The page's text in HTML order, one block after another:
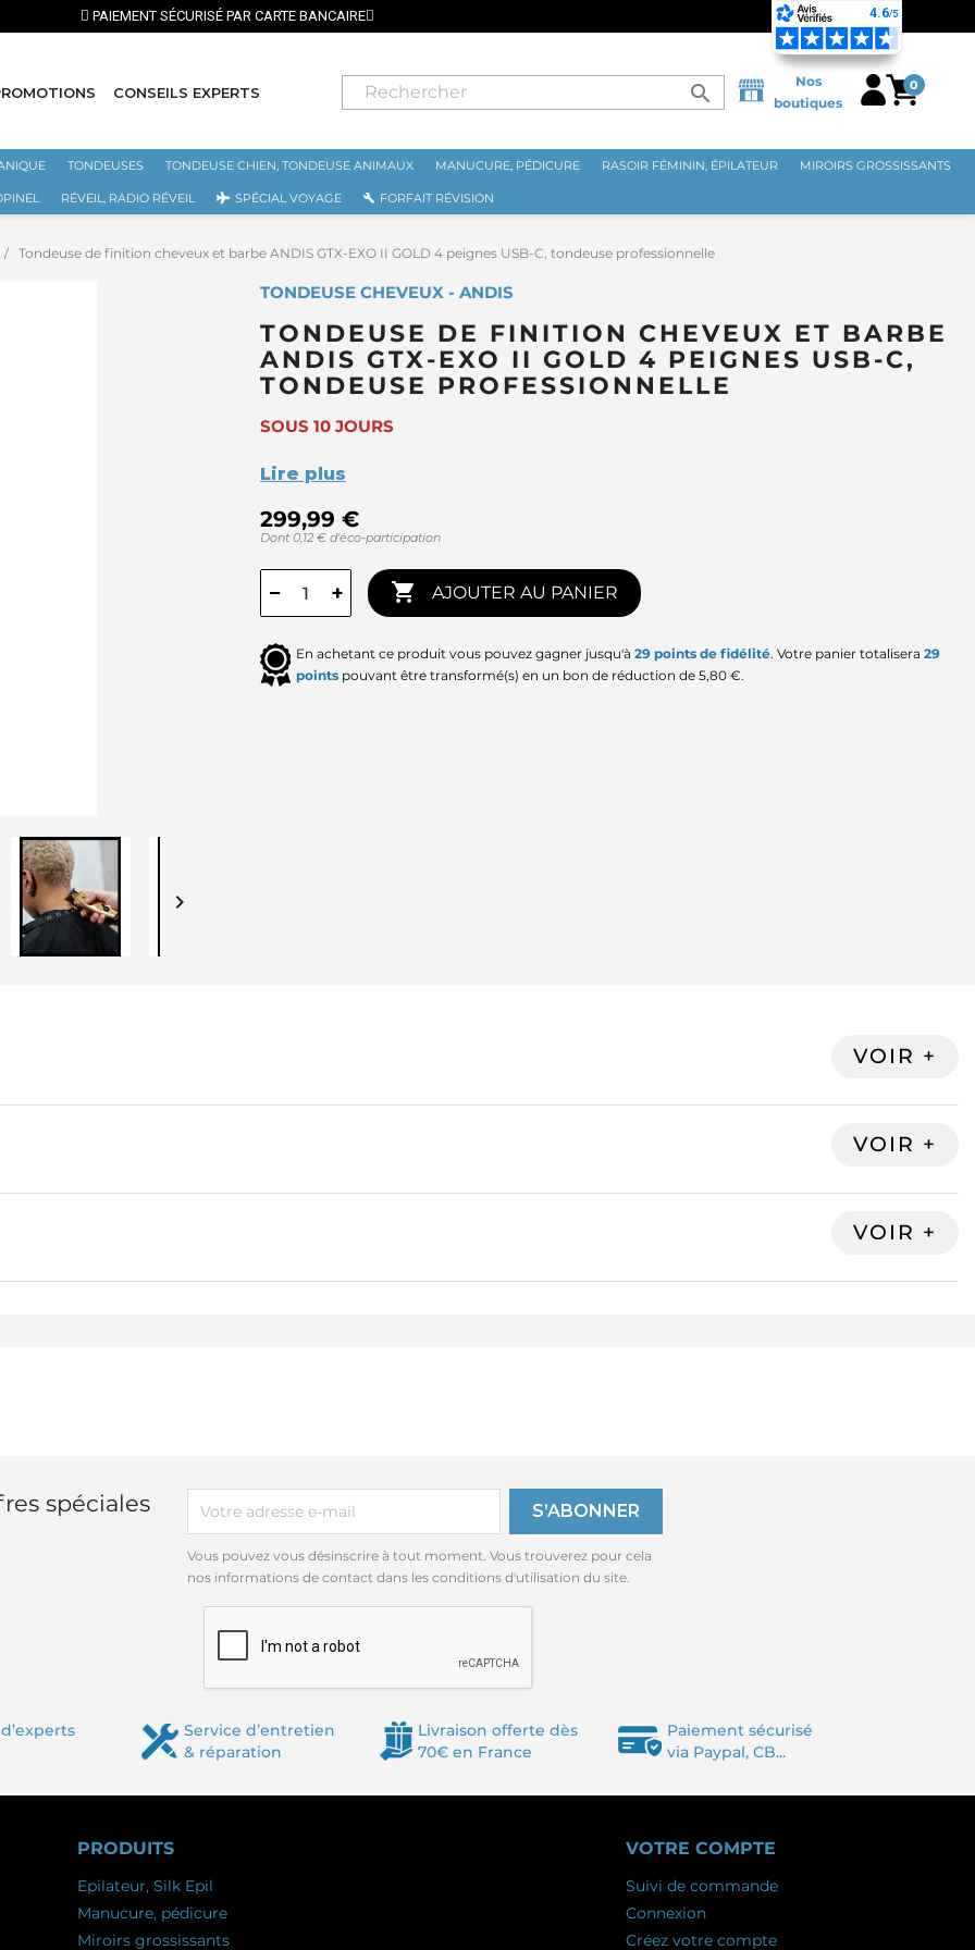
⭐ LIVRAISON GRATUITE EN
CONSEILS EXPERTS search
Nos
boutiques
0
TONDEUSES TONDEUSE CHIEN, TONDEUSE ANIMAUX MANUCURE, PÉDICURE RASOIR FÉMININ, ÉPILATEUR MIROIRS GROSSISSANTS
RÉVEIL, RADIO RÉVEIL SPÉCIAL VOYAGE FORFAIT RÉVISION
Tondeuse de finition cheveux et barbe ANDIS GTX-EXO II GOLD 4 peignes USB-C, tondeuse professionnelle

TONDEUSE CHEVEUX - ANDIS
TONDEUSE DE FINITION CHEVEUX ET BARBE
ANDIS GTX-EXO II GOLD 4 PEIGNES USB-C,
TONDEUSE PROFESSIONNELLE
SOUS 10 JOURS
Lire plus
299,99 €
Dont 0,12 € d'éco-participation
− +  AJOUTER AU PANIER
En achetant ce produit vous pouvez gagner jusqu'à 29 points de fidélité. Votre panier totalisera 29
points pouvant être transformé(s) en un bon de réduction de 5,80 €.
spéciales
Vous pouvez vous désinscrire à tout moment. Vous trouverez pour cela
nos informations de contact dans les conditions d'utilisation du site.
Service d’entretien
& réparation
Livraison offerte dès
70€ en France
Paiement sécurisé
via Paypal, CB...
PRODUITS
Epilateur, Silk Epil
Manucure, pédicure
Miroirs grossissants
VOTRE COMPTE
Suivi de commande
Connexion
Créez votre compte